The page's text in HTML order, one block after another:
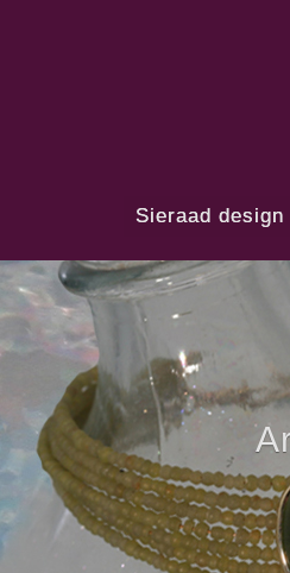
Sieraad design